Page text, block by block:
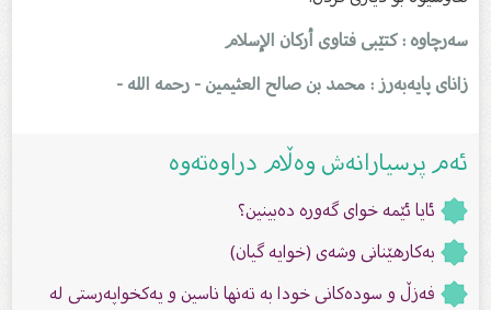
سەرچاوە : کتێبی فتاوى أرکان الإسلام
زاناى پایەبەرز : محمد بن صالح العثیمین - رحمه الله -
ئەم پرسیارانەش وەڵام دراوەتەوە
ئایا ئێمە خوای گەورە دەبینین؟
بەکارهێنانى وشەى (خوایە گیان)
فەزڵ و سودەكانی خودا بە تەنها ناسین و یەکخواپەرستى لە